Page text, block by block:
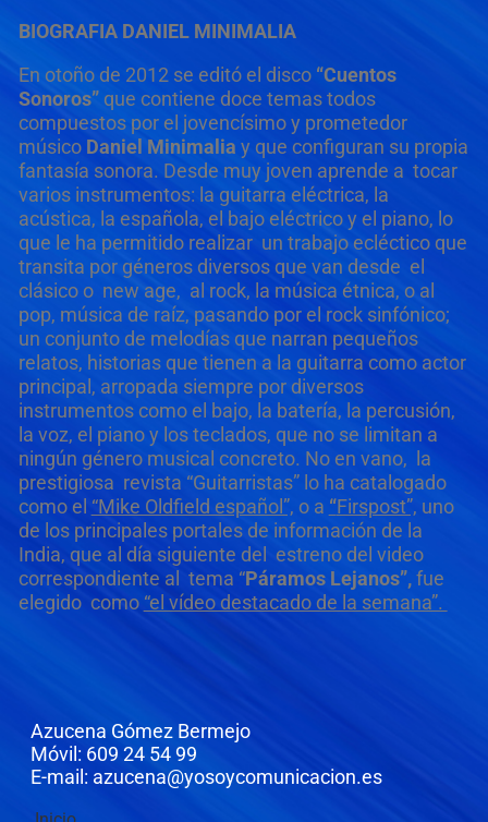
BIOGRAFIA DANIEL MINIMALIA
En otoño de 2012 se editó el disco “Cuentos
Sonoros” que contiene doce temas todos
compuestos por el jovencísimo y prometedor
músico Daniel Minimalia y que configuran su propia
fantasía sonora. Desde muy joven aprende a tocar
varios instrumentos: la guitarra eléctrica, la
acústica, la española, el bajo eléctrico y el piano, lo
que le ha permitido realizar un trabajo ecléctico que
transita por géneros diversos que van desde el
clásico o new age, al rock, la música étnica, o al
pop, música de raíz, pasando por el rock sinfónico;
un conjunto de melodías que narran pequeños
relatos, historias que tienen a la guitarra como actor
principal, arropada siempre por diversos
instrumentos como el bajo, la batería, la percusión,
la voz, el piano y los teclados, que no se limitan a
ningún género musical concreto. No en vano, la
prestigiosa revista “Guitarristas” lo ha catalogado
como el “Mike Oldfield español”, o a “Firspost”, uno
de los principales portales de información de la
India, que al día siguiente del estreno del video
correspondiente al tema “Páramos Lejanos”,fue
elegido como “el vídeo destacado de la semana”.
Azucena Gómez Bermejo
Móvil: 609 24 54 99
E-mail: azucena@yosoycomunicacion.es